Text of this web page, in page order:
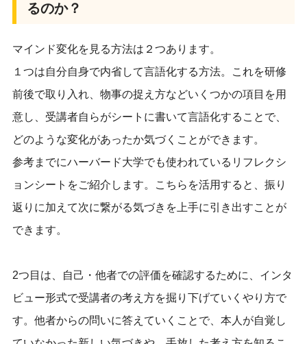
るのか？
マインド変化を見る方法は２つあります。
１つは自分自身で内省して言語化する方法。これを研修
前後で取り入れ、物事の捉え方などいくつかの項目を用
意し、受講者自らがシートに書いて言語化することで、
どのような変化があったか気づくことができます。
参考までにハーバード大学でも使われているリフレクシ
ョンシートをご紹介します。こちらを活用すると、振り
返りに加えて次に繋がる気づきを上手に引き出すことが
できます。
2つ目は、自己・他者での評価を確認するために、インタ
ビュー形式で受講者の考え方を掘り下げていくやり方で
す。他者からの問いに答えていくことで、本人が自覚し